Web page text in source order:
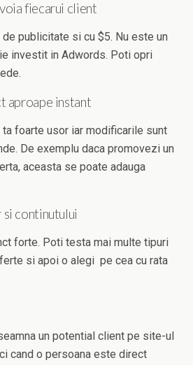
fiecarui client
publicitate si cu $5. Nu este un
investit in Adwords. Poti opri
aproape instant
foarte usor iar modificarile sunt
De exemplu daca promovezi un
aceasta se poate adauga
continutului
forte. Poti testa mai multe tipuri
si apoi o alegi pe cea cu rata
un potential client pe site-ul
cand o persoana este direct